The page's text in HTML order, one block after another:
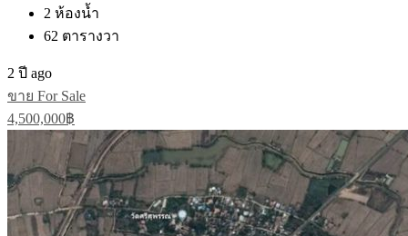
2 ห้องน้ำ
62 ตารางวา
2 ปี ago
ขาย For Sale
4,500,000฿